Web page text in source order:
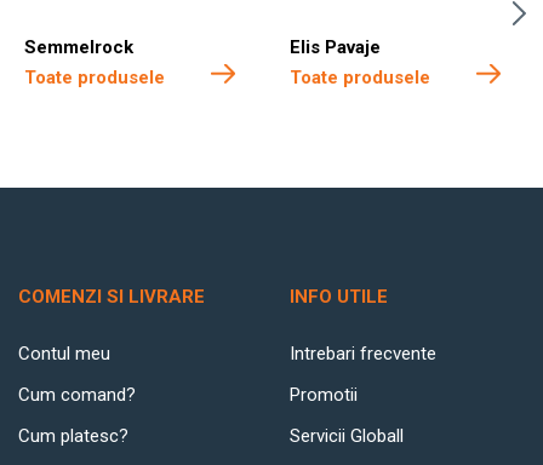
Semmelrock
Toate produsele
Elis Pavaje
Toate produsele
COMENZI SI LIVRARE
Contul meu
Cum comand?
Cum platesc?
INFO UTILE
Intrebari frecvente
Promotii
Servicii Globall